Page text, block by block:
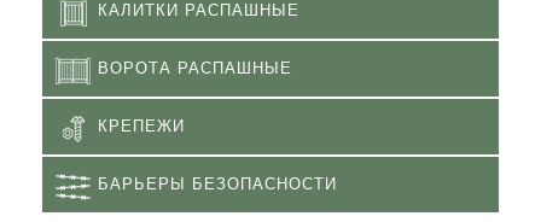
КАЛИТКИ РАСПАШНЫЕ
ВОРОТА РАСПАШНЫЕ
КРЕПЕЖИ
БАРЬЕРЫ БЕЗОПАСНОСТИ